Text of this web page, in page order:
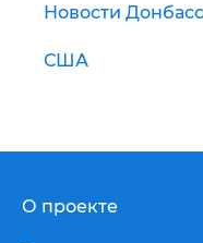
Новости
США
О проекте